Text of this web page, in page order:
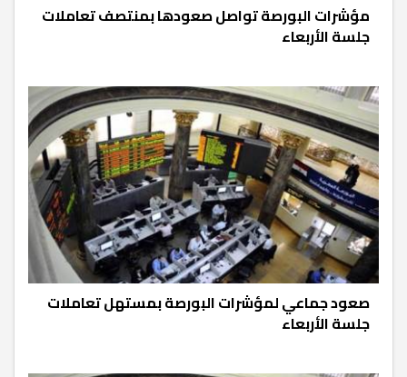
مؤشرات البورصة تواصل صعودها بمنتصف تعاملات
جلسة الأربعاء
صعود جماعي لمؤشرات البورصة بمستهل تعاملات
جلسة الأربعاء